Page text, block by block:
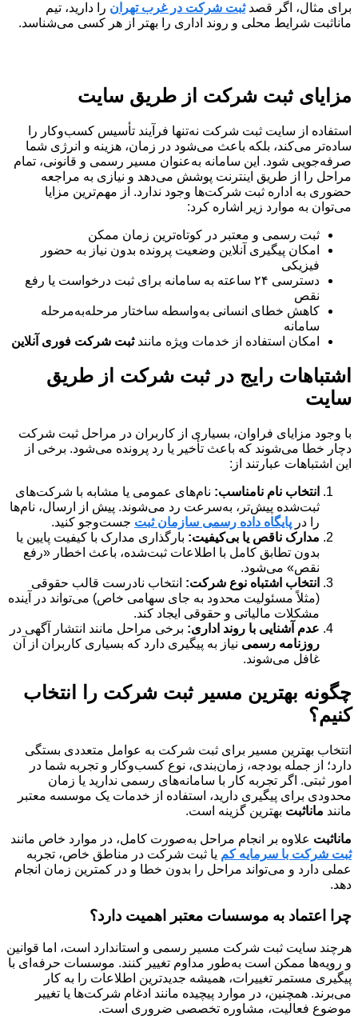
برای مثال، اگر قصدثبت شرکت در غرب تهران را دارید، تیم
مانا‌ثبت شرایط محلی و روند اداری را بهتر از هر کسی می‌شناسد.
مزایای ثبت شرکت از طریق سایت
استفاده از سایت ثبت شرکت نه‌تنها فرآیند تأسیس کسب‌وکار را
ساده‌تر می‌کند، بلکه باعث می‌شود در زمان، هزینه و انرژی شما
صرفه‌جویی شود. این سامانه به‌عنوان مسیر رسمی و قانونی، تمام
مراحل را از طریق اینترنت پوشش می‌دهد و نیازی به مراجعه
حضوری به اداره ثبت شرکت‌ها وجود ندارد. از مهم‌ترین مزایا
می‌توان به موارد زیر اشاره کرد:
ثبت رسمی و معتبر در کوتاه‌ترین زمان ممکن
امکان پیگیری آنلاین وضعیت پرونده بدون نیاز به حضور
فیزیکی
دسترسی ۲۴ ساعته به سامانه برای ثبت درخواست یا رفع
نقص
کاهش خطای انسانی به‌واسطه ساختار مرحله‌به‌مرحله
سامانه
امکان استفاده از خدمات ویژه مانندثبت شرکت فوری آنلاین
اشتباهات رایج در ثبت شرکت از طریق
سایت
با وجود مزایای فراوان، بسیاری از کاربران در مراحل ثبت شرکت
دچار خطا می‌شوند که باعث تأخیر یا رد پرونده می‌شود. برخی از
این اشتباهات عبارتند از:
انتخاب نام نامناسب: نام‌های عمومی یا مشابه با شرکت‌های
ثبت‌شده پیش‌تر، به‌سرعت رد می‌شوند. پیش از ارسال، نام‌ها
را در پایگاه داده رسمی سازمان ثبت جست‌وجو کنید.
مدارک ناقص یا بی‌کیفیت: بارگذاری مدارک با کیفیت پایین یا
بدون تطابق کامل با اطلاعات ثبت‌شده، باعث اخطار «رفع
نقص» می‌شود.
انتخاب اشتباه نوع شرکت: انتخاب نادرست قالب حقوقی
(مثلاً مسئولیت محدود به جای سهامی خاص) می‌تواند در آینده
مشکلات مالیاتی و حقوقی ایجاد کند.
عدم آشنایی با روند اداری: برخی مراحل مانند انتشار آگهی در
روزنامه رسمی نیاز به پیگیری دارد که بسیاری کاربران از آن
غافل می‌شوند.
چگونه بهترین مسیر ثبت شرکت را انتخاب
کنیم؟
انتخاب بهترین مسیر برای ثبت شرکت به عوامل متعددی بستگی
دارد؛ از جمله بودجه، زمان‌بندی، نوع کسب‌وکار و تجربه شما در
امور ثبتی. اگر تجربه کار با سامانه‌های رسمی ندارید یا زمان
محدودی برای پیگیری دارید، استفاده از خدمات یک موسسه معتبر
مانند مانا‌ثبت بهترین گزینه است.
مانا‌ثبت علاوه بر انجام مراحل به‌صورت کامل، در موارد خاص مانند
ثبت شرکت با سرمایه کم یا ثبت شرکت در مناطق خاص، تجربه
عملی دارد و می‌تواند مراحل را بدون خطا و در کمترین زمان انجام
دهد.
چرا اعتماد به موسسات معتبر اهمیت دارد؟
هرچند سایت ثبت شرکت مسیر رسمی و استاندارد است، اما قوانین
و رویه‌ها ممکن است به‌طور مداوم تغییر کنند. موسسات حرفه‌ای با
پیگیری مستمر تغییرات، همیشه جدیدترین اطلاعات را به کار
می‌برند. همچنین، در موارد پیچیده مانند ادغام شرکت‌ها یا تغییر
موضوع فعالیت، مشاوره تخصصی ضروری است.